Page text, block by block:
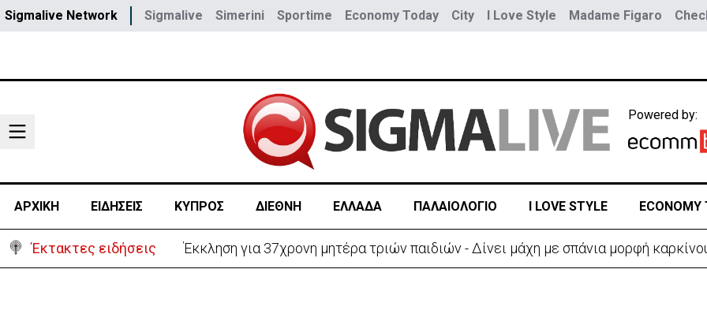
Sigmalive Network Sigmalive Simerini Sportime Economy Today City I Love Style Madame Figaro
Powered by:
ΑΡΧΙΚΗ ΕΙΔΗΣΕΙΣ ΚΥΠΡΟΣ ΔΙΕΘΝΗ ΕΛΛΑΔΑ ΠΑΛΑΙΟΛΟΓΙΟ I LOVE STYLE ECONOMY
Έκτακτες ειδήσεις Γερμανία: Συγκρούστηκαν δύο τραμ - Τουλάχιστον 25 τραυματίες, οι 7 σοβαρά